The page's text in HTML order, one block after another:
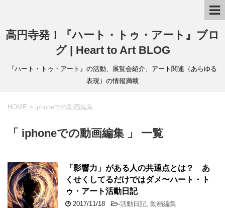
高円寺発！『ハート・トゥ・アート』ブロ
グ | Heart to Art BLOG
『ハート・トゥ・アート』の活動、展覧会紹介、アート関連（あらゆる
表現）の情報満載
HOME > iphoneでの動画編集
「 iphoneでの動画編集 」 一覧
「影響力」がある人の共通点とは？ あ
くせくしてるだけではダメ〜ハート・ト
ゥ・アート活動日記
2017/11/18 -活動日記 動画編集